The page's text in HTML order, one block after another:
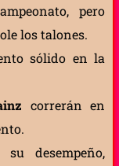
pero
los talones.
sólido en la
correrán en
desempeño,